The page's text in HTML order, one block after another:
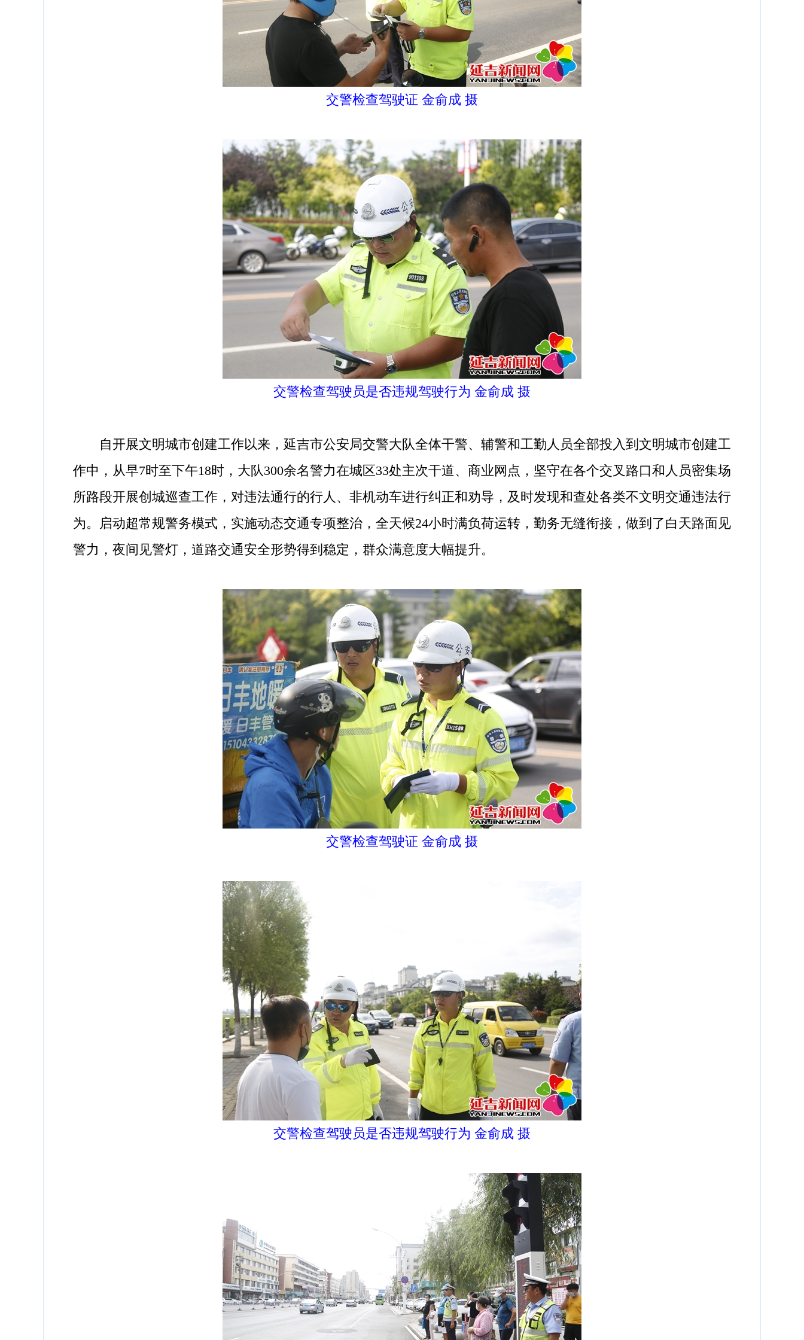
交警检查驾驶证 金俞成 摄
交警检查驾驶员是否违规驾驶行为 金俞成 摄
自开展文明城市创建工作以来，延吉市公安局交警大队全体干警、辅警和工勤人员全部投入到文明城市创建工
作中，从早7时至下午18时，大队300余名警力在城区33处主次干道、商业网点，坚守在各个交叉路口和人员密集场
所路段开展创城巡查工作，对违法通行的行人、非机动车进行纠正和劝导，及时发现和查处各类不文明交通违法行
为。启动超常规警务模式，实施动态交通专项整治，全天候24小时满负荷运转，勤务无缝衔接，做到了白天路面见
警力，夜间见警灯，道路交通安全形势得到稳定，群众满意度大幅提升。
交警检查驾驶证 金俞成 摄
交警检查驾驶员是否违规驾驶行为 金俞成 摄